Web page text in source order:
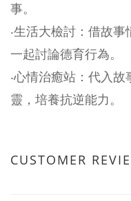
事。
‧生活大檢討：借故
一起討論德育行為。
‧心情治癒站：代入
靈，培養抗逆能力。
CUSTOMER